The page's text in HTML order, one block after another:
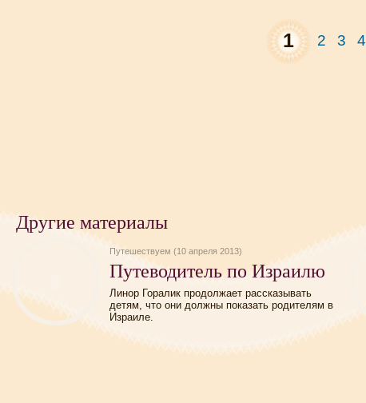
1 2 3 4
Другие материалы
Путешествуем (10 апреля 2013)
Путеводитель по Израилю
Линор Горалик продолжает рассказывать
детям, что они должны показать родителям в
Израиле.